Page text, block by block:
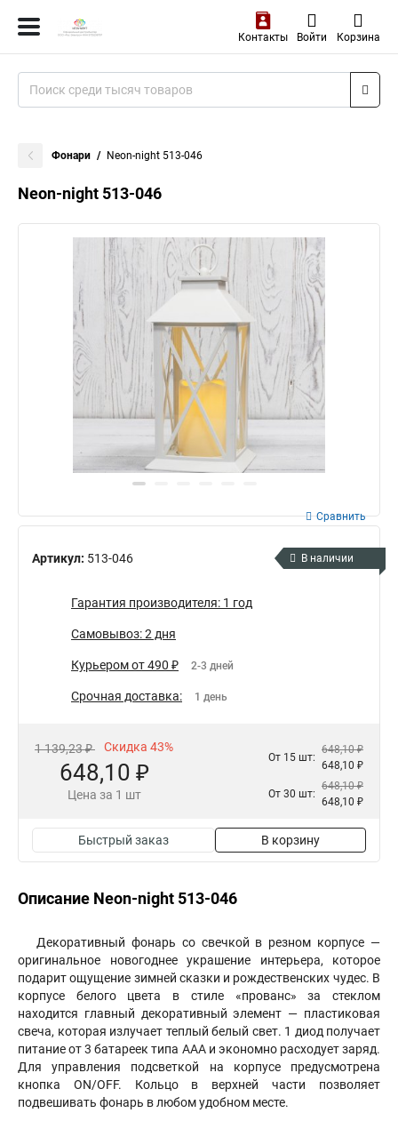
Контакты Войти Корзина
Фонари Neon-night 513-046
Neon-night 513-046
Артикул: 513-046
Сравнить
В наличии
Гарантия производителя: 1 год
Самовывоз: 2 дня
Курьером от 490 ₽ 2-3 дней
Срочная доставка: 1 день
1 139,23 ₽ Скидка 43%
648,10 ₽
Цена за 1 шт
От 15 шт:
648,10 ₽
648,10 ₽
От 30 шт:
648,10 ₽
648,10 ₽
Быстрый заказ В корзину
Описание Neon-night 513-046
Декоративный фонарь со свечкой в резном корпусе —
оригинальное новогоднее украшение интерьера, которое
подарит ощущение зимней сказки и рождественских чудес. В
корпусе белого цвета в стиле «прованс» за стеклом
находится главный декоративный элемент — пластиковая
свеча, которая излучает теплый белый свет. 1 диод получает
питание от 3 батареек типа ААА и экономно расходует заряд.
Для управления подсветкой на корпусе предусмотрена
кнопка ON/OFF. Кольцо в верхней части позволяет
подвешивать фонарь в любом удобном месте.